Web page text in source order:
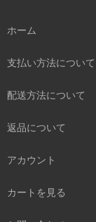
ホーム
支払い方法について
配送方法について
返品について
アカウント
カートを見る